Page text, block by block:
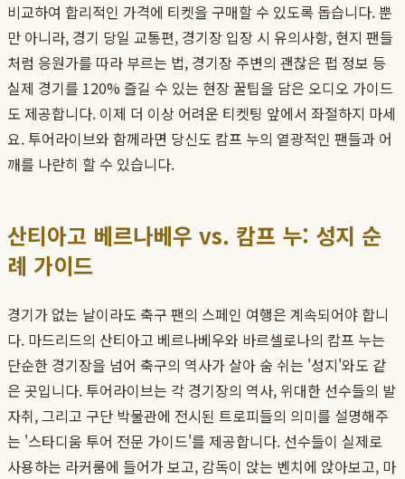
비교하여 합리적인 가격에 티켓을 구매할 수 있도록 돕습니다. 뿐
만 아니라, 경기 당일 교통편, 경기장 입장 시 유의사항, 현지 팬들
처럼 응원가를 따라 부르는 법, 경기장 주변의 괜찮은 펍 정보 등
실제 경기를 120% 즐길 수 있는 현장 꿀팁을 담은 오디오 가이드
도 제공합니다. 이제 더 이상 어려운 티켓팅 앞에서 좌절하지 마세
요. 투어라이브와 함께라면 당신도 캄프 누의 열광적인 팬들과 어
깨를 나란히 할 수 있습니다.
산티아고 베르나베우 vs. 캄프 누: 성지 순
례 가이드
경기가 없는 날이라도 축구 팬의 스페인 여행은 계속되어야 합니
다. 마드리드의 산티아고 베르나베우와 바르셀로나의 캄프 누는
단순한 경기장을 넘어 축구의 역사가 살아 숨 쉬는 '성지'와도 같
은 곳입니다. 투어라이브는 각 경기장의 역사, 위대한 선수들의 발
자취, 그리고 구단 박물관에 전시된 트로피들의 의미를 설명해주
는 '스타디움 투어 전문 가이드'를 제공합니다. 선수들이 실제로
사용하는 라커룸에 들어가 보고, 감독이 앉는 벤치에 앉아보고, 마